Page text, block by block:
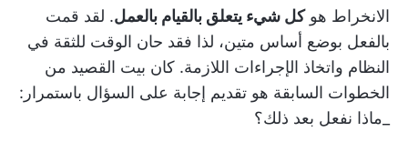
الانخراط هوكل شيء يتعلق بالقيام بالعمل. لقد قمت
بالفعل بوضع أساس متين، لذا فقد حان الوقت للثقة في
النظام واتخاذ الإجراءات اللازمة. كان بيت القصيد من
الخطوات السابقة هو تقديم إجابة على السؤال باستمرار:
_ماذا نفعل بعد ذلك؟